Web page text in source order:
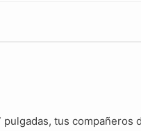
tus